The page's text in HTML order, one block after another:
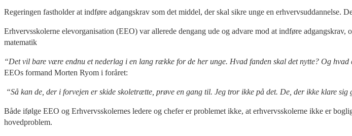
Regeringen fastholder at indføre adgangskrav som det middel, der skal sikre unge en
Erhvervsskolerne elevorganisation (EEO) var allerede dengang ude og advare mod at indføre
matematik
“Det vil bare være endnu et nederlag i en lang række for de her unge. Hvad fanden skal det nytte? Og
EEOs formand Morten Ryom i foråret:
“Så kan de, der i forvejen er skide skoletrætte, prøve en gang til. Jeg tror ikke på det. De, der ikke klare
Både ifølge EEO og Erhvervsskolernes ledere og chefer er problemet ikke, at erhvervsskolerne ikke er
hovedproblem.